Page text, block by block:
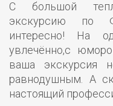
С большой
экскурсию по
интересно! На
увлечённо,с
ваша экскурсия
равнодушным. А
настоящий